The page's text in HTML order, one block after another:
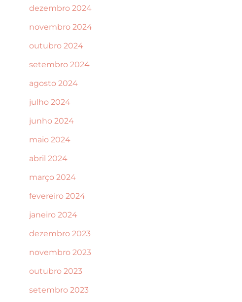
dezembro 2024
novembro 2024
outubro 2024
setembro 2024
agosto 2024
julho 2024
junho 2024
maio 2024
abril 2024
março 2024
fevereiro 2024
janeiro 2024
dezembro 2023
novembro 2023
outubro 2023
setembro 2023